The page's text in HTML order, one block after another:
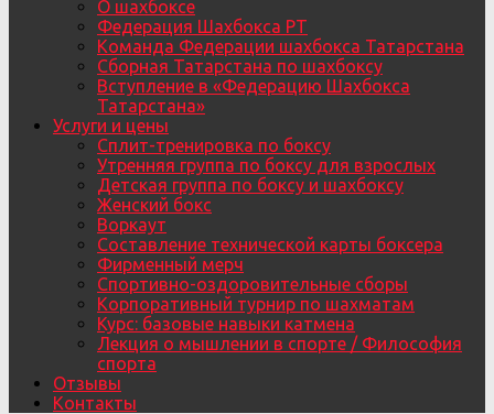
О шахбоксе
Федерация Шахбокса РТ
Команда Федерации шахбокса Татарстана
Сборная Татарстана по шахбоксу
Вступление в «Федерацию Шахбокса
Татарстана»
Услуги и цены
Сплит-тренировка по боксу
Утренняя группа по боксу для взрослых
Детская группа по боксу и шахбоксу
Женский бокс
Воркаут
Составление технической карты боксера
Фирменный мерч
Спортивно-оздоровительные сборы
Корпоративный турнир по шахматам
Курс: базовые навыки катмена
Лекция о мышлении в спорте / Философия
спорта
Отзывы
Контакты